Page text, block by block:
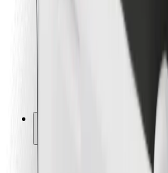
Para repartidores
Para propietarios de flota
Para restaurantes
Bolt para empresas